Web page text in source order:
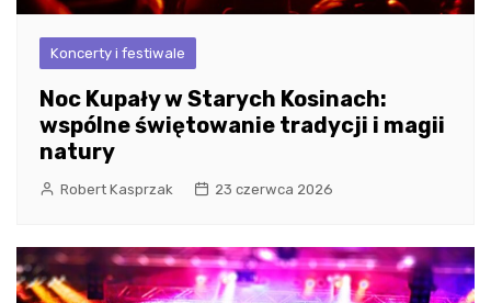
Koncerty i festiwale
Noc Kupały w Starych Kosinach:
wspólne świętowanie tradycji i magii
natury
Robert Kasprzak 23 czerwca 2026